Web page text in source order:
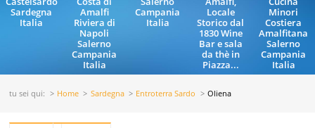
Sardegna
Italia
Amalfi
Riviera di
Napoli
Salerno
Campania
Italia
Campania
Italia
Locale
Storico dal
1830 Wine
Bar e sala
da thè in
Piazza...
Minori
Costiera
Amalfitana
Salerno
Campania
Italia
tu sei qui: Home Sardegna Entroterra Sardo Oliena